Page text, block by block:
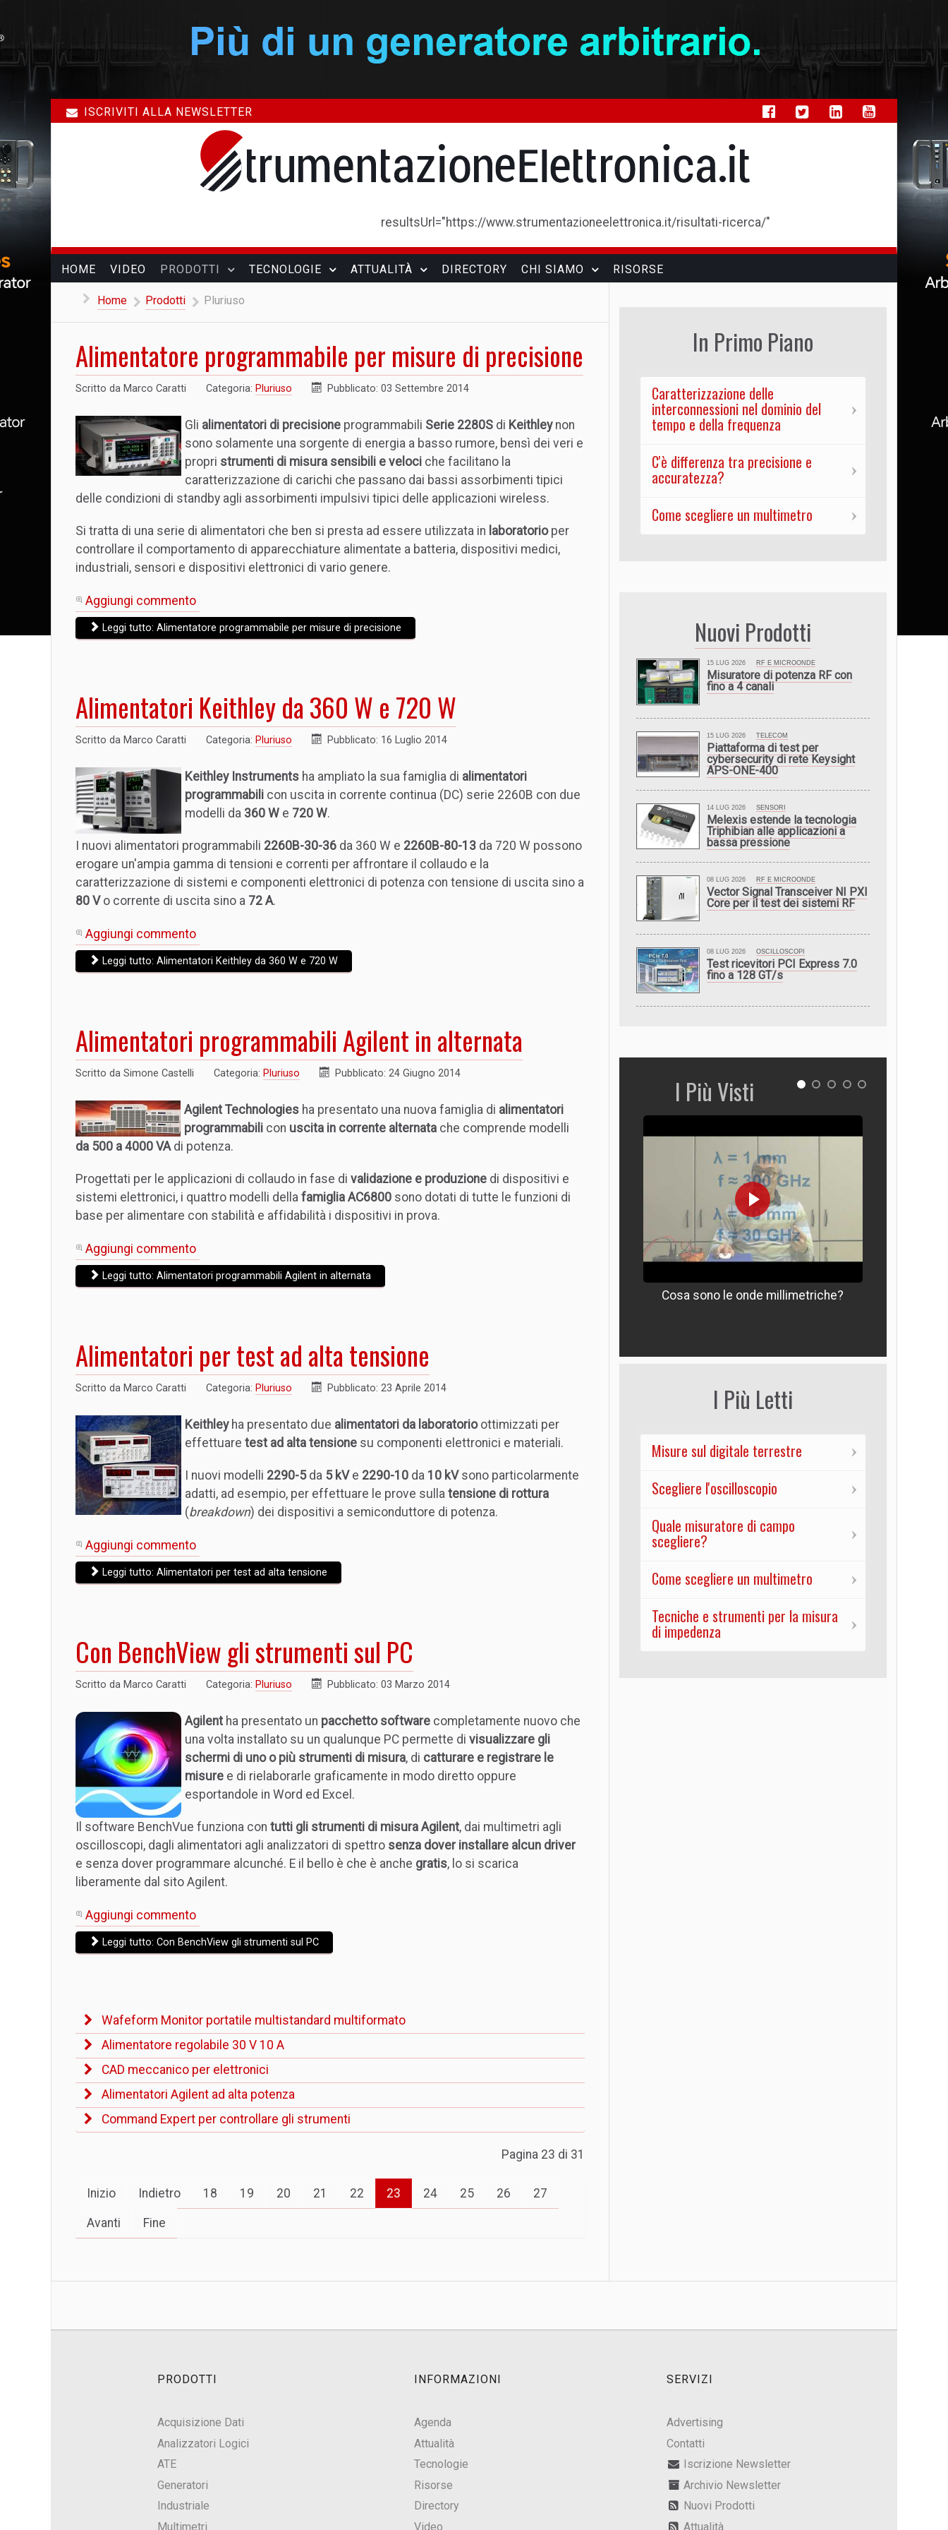
ISCRIVITI ALLA NEWSLETTER
resultsUrl="https://www.strumentazioneelettronica.it/risultati-ricerca/"
HOME VIDEO PRODOTTI TECNOLOGIE ATTUALITÀ DIRECTORY CHI SIAMO RISORSE
Home Prodotti Pluriuso
Alimentatore programmabile per misure di precisione
Scritto da Marco Caratti Categoria: Pluriuso Pubblicato: 03 Settembre 2014
Gli alimentatori di precisione programmabili Serie 2280S di Keithleynon
sono solamente una sorgente di energia a basso rumore, bensì dei veri e
propri strumenti di misura sensibili e veloci che facilitano la
caratterizzazione di carichi che passano dai bassi assorbimenti tipici
delle condizioni di standby agli assorbimenti impulsivi tipici delle applicazioni wireless.
Si tratta di una serie di alimentatori che ben si presta ad essere utilizzata in laboratorioper
controllare il comportamento di apparecchiature alimentate a batteria, dispositivi medici,
industriali, sensori e dispositivi elettronici di vario genere.
Aggiungi commento
Leggi tutto: Alimentatore programmabile per misure di precisione
Alimentatori Keithley da 360 W e 720 W
Scritto da Marco Caratti Categoria: Pluriuso Pubblicato: 16 Luglio 2014
Keithley Instruments ha ampliato la sua famiglia di alimentatori
programmabili con uscita in corrente continua (DC) serie 2260B con due
modelli da 360 W e 720 W.
I nuovi alimentatori programmabili 2260B-30-36 da 360 W e 2260B-80-13 da 720 W possono
erogare un'ampia gamma di tensioni e correnti per affrontare il collaudo e la
caratterizzazione di sistemi e componenti elettronici di potenza con tensione di uscita sino a
80 Vo corrente di uscita sino a 72 A.
Aggiungi commento
Leggi tutto: Alimentatori Keithley da 360 W e 720 W
Alimentatori programmabili Agilent in alternata
Scritto da Simone Castelli Categoria: Pluriuso Pubblicato: 24 Giugno 2014
Agilent Technologies ha presentato una nuova famiglia di alimentatori
programmabili con uscita in corrente alternata che comprende modelli
da 500 a 4000 VAdi potenza.
Progettati per le applicazioni di collaudo in fase di validazione e produzione di dispositivi e
sistemi elettronici, i quattro modelli della famiglia AC6800 sono dotati di tutte le funzioni di
base per alimentare con stabilità e affidabilità i dispositivi in prova.
Aggiungi commento
Leggi tutto: Alimentatori programmabili Agilent in alternata
Alimentatori per test ad alta tensione
Scritto da Marco Caratti Categoria: Pluriuso Pubblicato: 23 Aprile 2014
Keithleyha presentato due alimentatori da laboratorioottimizzati per
effettuare test ad alta tensione su componenti elettronici e materiali.
I nuovi modelli 2290-5da 5 kVe 2290-10 da 10 kVsono particolarmente
adatti, ad esempio, per effettuare le prove sulla tensione di rottura
(breakdown) dei dispositivi a semiconduttore di potenza.
Aggiungi commento
Leggi tutto: Alimentatori per test ad alta tensione
Con BenchView gli strumenti sul PC
Scritto da Marco Caratti Categoria: Pluriuso Pubblicato: 03 Marzo 2014
Agilent ha presentato un pacchetto software completamente nuovo che
una volta installato su un qualunque PC permette di visualizzare gli
schermi di uno o più strumenti di misura, di catturare e registrare le
misure e di rielaborarle graficamente in modo diretto oppure
esportandole in Word ed Excel.
Il software BenchVue funziona con tutti gli strumenti di misura Agilent, dai multimetri agli
oscilloscopi, dagli alimentatori agli analizzatori di spettro senza dover installare alcun driver
e senza dover programmare alcunché. E il bello è che è anche gratis, lo si scarica
liberamente dal sito Agilent.
Aggiungi commento
Leggi tutto: Con BenchView gli strumenti sul PC
Wafeform Monitor portatile multistandard multiformato
Alimentatore regolabile 30 V 10 A
CAD meccanico per elettronici
Alimentatori Agilent ad alta potenza
Command Expert per controllare gli strumenti
Pagina 23 di 31
Inizio Indietro 18 19 20 21 22 23 24 25 26 27
Avanti Fine
In Primo Piano
Caratterizzazione delle
interconnessioni nel dominio del
tempo e della frequenza
C'è differenza tra precisione e
accuratezza?
Come scegliere un multimetro
Nuovi Prodotti
15 LUG 2026 RF E MICROONDE
Misuratore di potenza RF con
fino a 4 canali
15 LUG 2026 TELECOM
Piattaforma di test per
cybersecurity di rete Keysight
APS-ONE-400
14 LUG 2026 SENSORI
Melexis estende la tecnologia
Triphibian alle applicazioni a
bassa pressione
08 LUG 2026 RF E MICROONDE
Vector Signal Transceiver NI PXI
Core per il test dei sistemi RF
08 LUG 2026 OSCILLOSCOPI
Test ricevitori PCI Express 7.0
fino a 128 GT/s
I Più Visti
Cosa sono le onde millimetriche?
I Più Letti
Misure sul digitale terrestre
Scegliere l'oscilloscopio
Quale misuratore di campo
scegliere?
Come scegliere un multimetro
Tecniche e strumenti per la misura
di impedenza
PRODOTTI
Acquisizione Dati
Analizzatori Logici
ATE
Generatori
Industriale
Multimetri
INFORMAZIONI
Agenda
Attualità
Tecnologie
Risorse
Directory
Video
SERVIZI
Advertising
Contatti
Iscrizione Newsletter
Archivio Newsletter
Nuovi Prodotti
Attualità